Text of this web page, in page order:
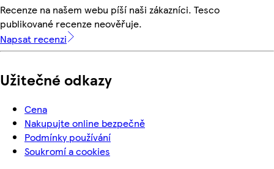
Recenze na našem webu píší naši zákazníci. Tesco
publikované recenze neověřuje.
Napsat recenzi
Užitečné odkazy
Cena
Nakupujte online bezpečně
Podmínky používání
Soukromí a cookies